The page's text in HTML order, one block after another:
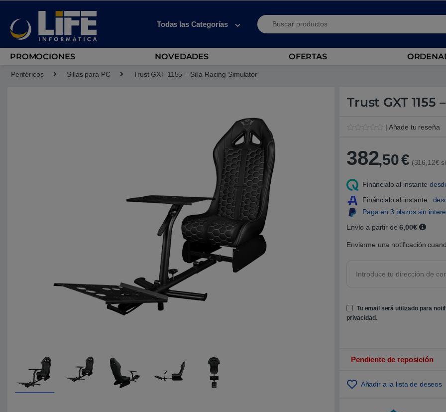
Todas las Categorías
Search for:
PROMOCIONES NOVEDADES OFERTAS
Periféricos Sillas para PC Trust GXT 1155 – Silla Racing Simulator
Trust GXT
l
r
d
o
.
0
0
o
r
e
e
n
p
n
d
| Añade tu reseña
382,50€ (316,12€
Fináncialo al instante
Fináncialo al instante
Paga en 3 plazos sin
Envío a partir de6,00€
Enviarme una notificación
Tu email será utilizado para
privacidad .
Pendiente de reposición
Añadir a la lista de deseos